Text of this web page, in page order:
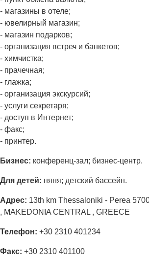
- магазины в отеле;
- ювелирный магазин;
- магазин подарков;
- организация встреч и банкетов;
- химчистка;
- прачечная;
- глажка;
- организация экскурсий;
- услуги секретаря;
- доступ в Интернет;
- факс;
- принтер.
Бизнес: конференц-зал; бизнес-центр.
Для детей: няня; детский бассейн.
Адрес: 13th km Thessaloniki - Perea
, MAKEDONIA CENTRAL , GREECE
Телефон: +30 2310 401234
Факс: +30 2310 401100